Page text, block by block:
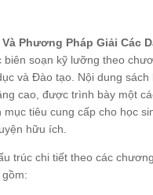
Phương Pháp Giải Các
biên soạn kỹ lưỡng theo
và Đào tạo. Nội dung sách
cao, được trình bày một
tiêu cung cấp cho học
hữu ích.
trúc chi tiết theo các